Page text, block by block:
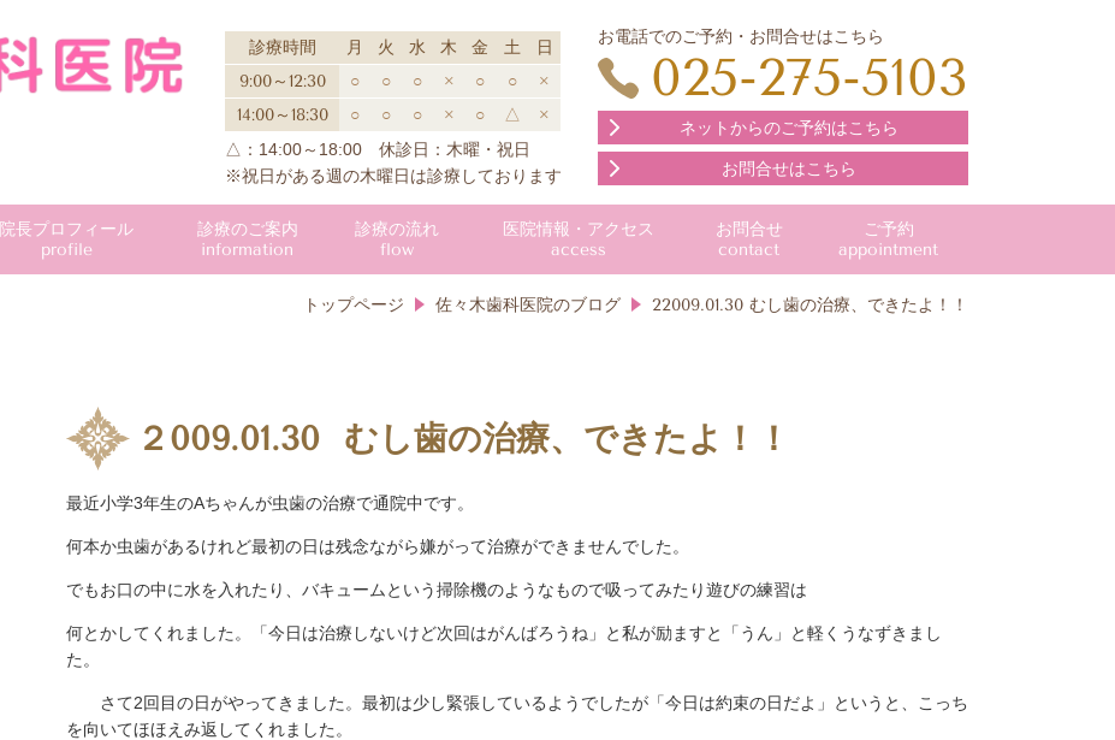
診療時間 月 火 水 木 金 土
日
9:00～12:30
○ ○ ○ × ○ ○
×
14:00～18:30
○ ○ ○ × ○ △ ×
△：14:00～18:00 休診日：木曜・祝日
※祝日がある週の木曜日は診療しております
お電話でのご予約・お問合せはこちら
025-275-5103
ネットからのご予約はこちら
お問合せはこちら
院長プロフィール
profile
診療のご案内
information
診療の流れ
flow
医院情報・アクセス
access
お問合せ
contact
ご予約
appointment
トップページ 佐々木歯科医院のブログ 22009.01.30 むし歯の治療、できたよ！！
２009.01.30 むし歯の治療、できたよ！！
最近小学3年生のAちゃんが虫歯の治療で通院中です。
何本か虫歯があるけれど最初の日は残念ながら嫌がって治療ができませんでした。
でもお口の中に水を入れたり、バキュームという掃除機のようなもので吸ってみたり遊びの練習は
何とかしてくれました。「今日は治療しないけど次回はがんばろうね」と私が励ますと「うん」と軽くうなずきまし
た。
さて2回目の日がやってきました。最初は少し緊張しているようでしたが「今日は約束の日だよ」というと、こっち
を向いてほほえみ返してくれました。